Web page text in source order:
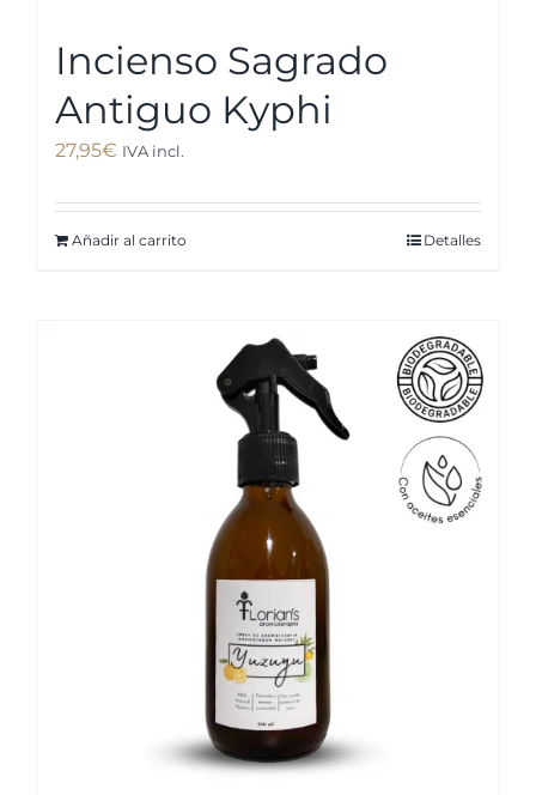
Incienso Sagrado
Antiguo Kyphi
27,95€ IVA incl.
Añadir al carrito Detalles